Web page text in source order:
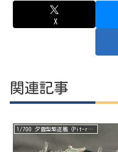
X
関連記事
1/700 夕雲型駆逐艦（Pit-road）